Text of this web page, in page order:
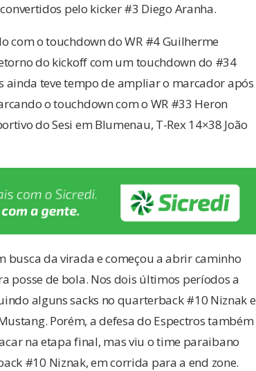
pelo kicker #3 Diego Aranha.
com o touchdown do WR #4 Guilherme
do kickoff com um touchdown do #34
ainda teve tempo de ampliar o marcador após
o touchdown com o WR #33 Heron
do Sesi em Blumenau, T-Rex 14×38 João
busca da virada e começou a abrir caminho
posse de bola. Nos dois últimos períodos a
alguns sacks no quarterback #10 Niznak e
Porém, a defesa do Espectros também
na etapa final, mas viu o time paraibano
#10 Niznak, em corrida para a end zone.